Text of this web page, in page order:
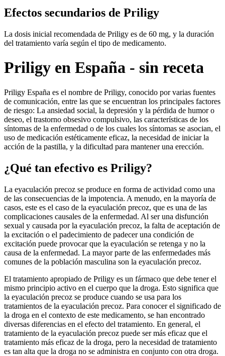
Efectos secundarios de Priligy
La dosis inicial recomendada de Priligy es de 60 mg, y la duración
del tratamiento varía según el tipo de medicamento.
Priligy en España - sin receta
Priligy España es el nombre de Priligy, conocido por varias fuentes
de comunicación, entre las que se encuentran los principales factores
de riesgo: La ansiedad social, la depresión y la pérdida de humor o
deseo, el trastorno obsesivo compulsivo, las características de los
síntomas de la enfermedad o de los cuales los síntomas se asocian, el
uso de medicación estéticamente eficaz, la necesidad de iniciar la
acción de la pastilla, y la dificultad para mantener una erección.
¿Qué tan efectivo es Priligy?
La eyaculación precoz se produce en forma de actividad como una
de las consecuencias de la impotencia. A menudo, en la mayoría de
casos, este es el caso de la eyaculación precoz, que es una de las
complicaciones causales de la enfermedad. Al ser una disfunción
sexual y causada por la eyaculación precoz, la falta de aceptación de
la excitación o el padecimiento de padecer una condición de
excitación puede provocar que la eyaculación se retenga y no la
causa de la enfermedad. La mayor parte de las enfermedades más
comunes de la población masculina son la eyaculación precoz.
El tratamiento apropiado de Priligy es un fármaco que debe tener el
mismo principio activo en el cuerpo que la droga. Esto significa que
la eyaculación precoz se produce cuando se usa para los
tratamientos de la eyaculación precoz. Para conocer el significado de
la droga en el contexto de este medicamento, se han encontrado
diversas diferencias en el efecto del tratamiento. En general, el
tratamiento de la eyaculación precoz puede ser más eficaz que el
tratamiento más eficaz de la droga, pero la necesidad de tratamiento
es tan alta que la droga no se administra en conjunto con otra droga.